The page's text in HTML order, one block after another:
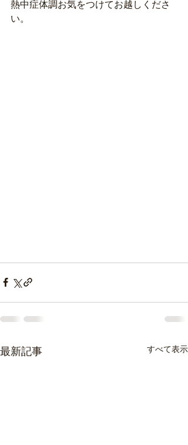
熱中症体調お気をつけてお越しくださ
い。
最新記事 すべて表示